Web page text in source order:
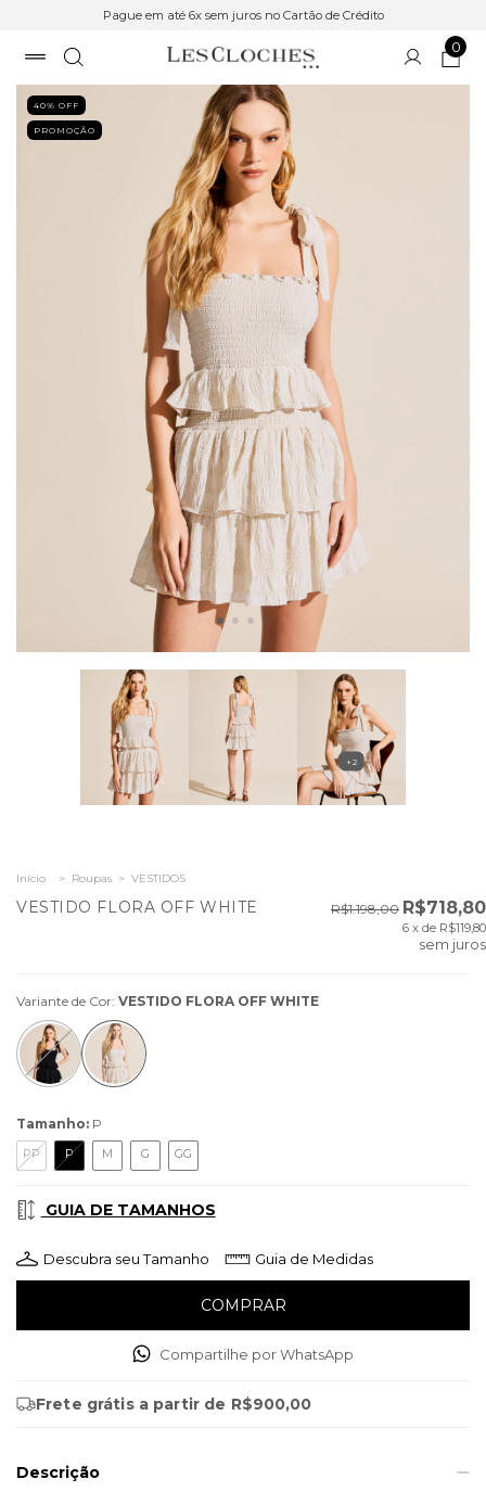
Pague em até 6x sem juros no Cartão de Crédito
0
+2
40% OFF
PROMOÇÃO
Início > Roupas > VESTIDOS
VESTIDO FLORA OFF WHITE R$1.198,00 R$718,80
6 x de R$119,80
sem juros
Variante de Cor: VESTIDO FLORA OFF WHITE
Tamanho: P
PP P M G GG
GUIA DE TAMANHOS
Descubra seu Tamanho Guia de Medidas
Compartilhe por WhatsApp
Frete grátis a partir de R$900,00
Descrição